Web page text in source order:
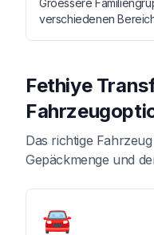
verschiedenen
Fethiye
Das richtige
Gepäckmenge und
🚘